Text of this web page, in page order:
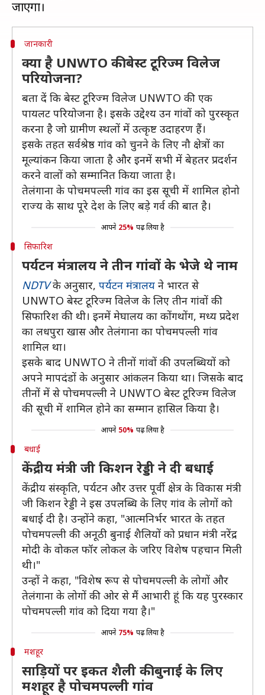
जानकारी
क्या है UNWTO की बेस्ट टूरिज्म विलेज
परियोजना?
बता दें कि बेस्ट टूरिज्म विलेज UNWTO की एक
पायलट परियोजना है। इसके उद्देश्य उन गांवों को पुरस्कृत
करना है जो ग्रामीण स्थलों में उत्कृष्ट उदाहरण हैं।
इसके तहत सर्वश्रेष्ठ गांव को चुनने के लिए नौ क्षेत्रों का
मूल्यांकन किया जाता है और इनमें सभी में बेहतर प्रदर्शन
करने वालों को सम्मानित किया जाता है।
तेलंगाना के पोचमपल्ली गांव का इस सूची में शामिल होनो
राज्य के साथ पूरे देश के लिए बड़े गर्व की बात है।
आपने 25% पढ़ लिया है
सिफारिश
पर्यटन मंत्रालय ने तीन गांवों के भेजे थे नाम
NDTVके अनुसार, पर्यटन मंत्रालय ने भारत से
UNWTO बेस्ट टूरिज्म विलेज के लिए तीन गांवों की
सिफारिश की थी। इनमें मेघालय का कोंगथोंग, मध्य प्रदेश
का लधपुरा खास और तेलंगाना का पोचमपल्ली गांव
शामिल था।
इसके बाद UNWTO ने तीनों गांवों की उपलब्धियों को
अपने मापदंडों के अनुसार आंकलन किया था। जिसके बाद
तीनों में से पोचमपल्ली ने UNWTO बेस्ट टूरिज्म विलेज
की सूची में शामिल होने का सम्मान हासिल किया है।
आपने 50% पढ़ लिया है
बधाई
केंद्रीय मंत्री जी किशन रेड्डी ने दी बधाई
केंद्रीय संस्कृति, पर्यटन और उत्तर पूर्वी क्षेत्र के विकास मंत्री
जी किशन रेड्डी ने इस उपलब्धि के लिए गांव के लोगों को
बधाई दी है। उन्होंने कहा, "आत्मनिर्भर भारत के तहत
पोचमपल्ली की अनूठी बुनाई शैलियों को प्रधान मंत्री नरेंद्र
मोदी के वोकल फॉर लोकल के जरिए विशेष पहचान मिली
थी।"
उन्हों ने कहा, "विशेष रूप से पोचमपल्ली के लोगों और
तेलंगाना के लोगों की ओर से मैं आभारी हूं कि यह पुरस्कार
पोचमपल्ली गांव को दिया गया है।"
आपने 75% पढ़ लिया है
मशहूर
साड़ियों पर इकत शैली की बुनाई के लिए
मशहूर है पोचमपल्ली गांव